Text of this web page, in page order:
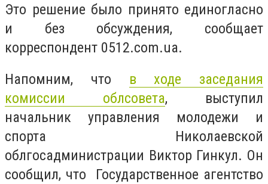
Это решение было принято единогласно
и без обсуждения, сообщает
корреспондент 0512.com.ua.
Напомним, что в ходе заседания
комиссии облсовета, выступил
начальник управления молодежи и
спорта Николаевской
облгосадминистрации Виктор Гинкул. Он
сообщил, что Государственное агентство